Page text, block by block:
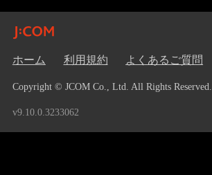
ホーム 利用規約 よくあるご質問
Copyright © JCOM Co., Ltd. All Rights Reserved.
v9.10.0.3233062